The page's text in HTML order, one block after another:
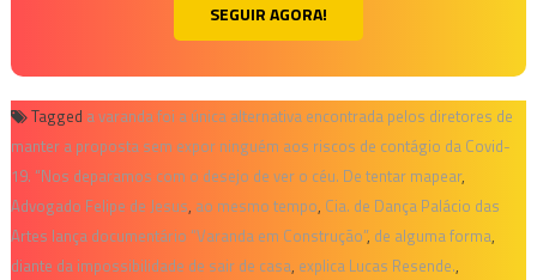
SEGUIR AGORA!
Tagged a varanda foi a única alternativa encontrada pelos diretores de
manter a proposta sem expor ninguém aos riscos de contágio da Covid-
19. “Nos deparamos com o desejo de ver o céu. De tentar mapear,
Advogado Felipe de Jesus, ao mesmo tempo, Cia. de Dança Palácio das
Artes lança documentário “Varanda em Construção”, de alguma forma,
diante da impossibilidade de sair de casa, explica Lucas Resende.,